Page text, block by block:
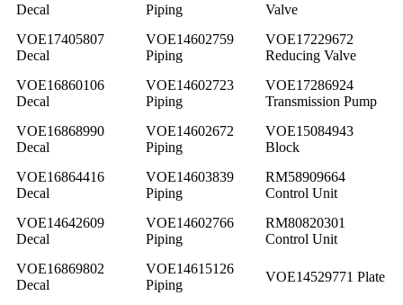
Decal
Piping
Valve
VOE17405807
Decal
VOE14602759
Piping
VOE17229672
Reducing Valve
VOE16860106
Decal
VOE14602723
Piping
VOE17286924
Transmission Pump
VOE16868990
Decal
VOE14602672
Piping
VOE15084943
Block
VOE16864416
Decal
VOE14603839
Piping
RM58909664
Control Unit
VOE14642609
Decal
VOE14602766
Piping
RM80820301
Control Unit
VOE16869802
Decal
VOE14615126
Piping
VOE14529771 Plate